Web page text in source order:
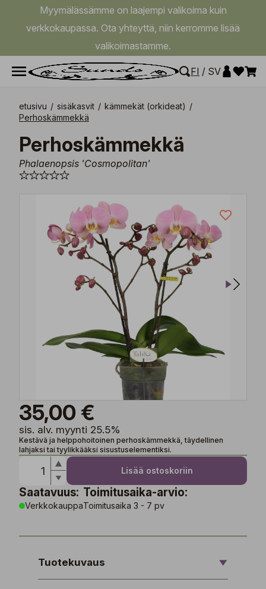
Myymälässämme on laajempi valikoima kuin
verkkokaupassa. Ota yhteyttä, niin kerromme lisää
valikoimastamme.
FI / SV
etusivu / sisäkasvit / kämmekät (orkideat) /
Perhoskämmekkä
Perhoskämmekkä
Phalaenopsis 'Cosmopolitan'
35,00 €
sis. alv. myynti 25.5%
Kestävä ja helppohoitoinen perhoskämmekkä, täydellinen
lahjaksi tai tyylikkääksi sisustuselementiksi.
Lisää ostoskoriin
Saatavuus:
Verkkokauppa
Toimitusaika-arvio:
Toimitusaika 3 - 7 pv
Tuotekuvaus